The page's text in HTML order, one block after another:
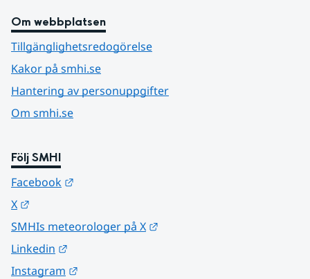
Om webbplatsen
Tillgänglighetsredogörelse
Kakor på smhi.se
Hantering av personuppgifter
Om smhi.se
Följ SMHI
Facebook
X
SMHIs meteorologer på X
Linkedin
Instagram